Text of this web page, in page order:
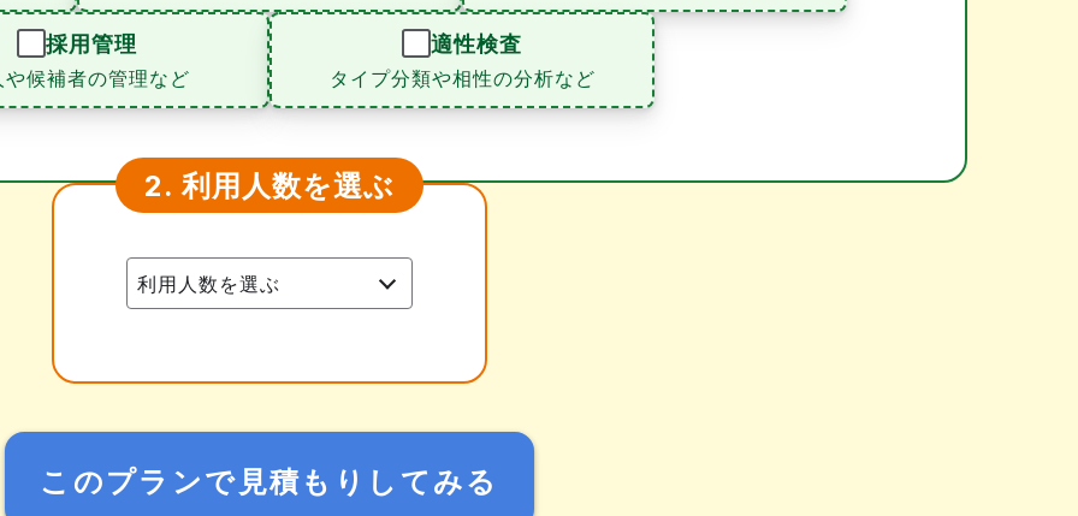
採用管理
候補者の管理など
適性検査
タイプ分類や相性の分析など
2. 利用人数を選ぶ
このプランで見積もりしてみる